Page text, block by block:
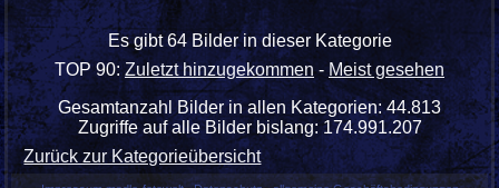
Es gibt 64 Bilder in dieser Kategorie
TOP 90: Zuletzt hinzugekommen- Meist gesehen
Gesamtanzahl Bilder in allen Kategorien: 44.813
Zugriffe auf alle Bilder bislang: 174.991.207
Zurück zur Kategorieübersicht